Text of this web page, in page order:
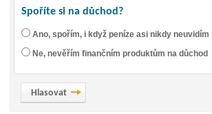
Spoříte si na důchod?
Ano, spořím, i když peníze asi nikdy neuvidím
Ne, nevěřím finančním produktům na důchod